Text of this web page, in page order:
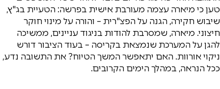
טען כי מיארה עצמה מעורבת אישית בפרשה: הטעיית בג"ץ,
שיבוש חקירה, הגנה על הפצ"רית – והורה על מינוי חוקר
חיצוני. מיארה, שמסרבת להודות בניגוד עניינים, ממשיכה
להגן על המערכת שנמצאת בקריסה – בעוד הציבור דורש
ניקוי אורוות. האם יתאפשר המשך הטיוח? את התשובה נדע,
ככל הנראה, במהלך הימים הקרובים.